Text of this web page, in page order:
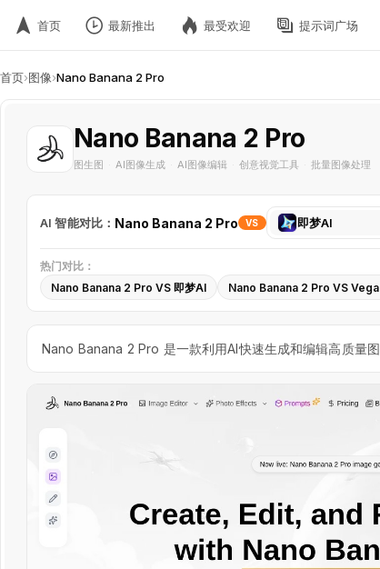
首页 最新推出 最受欢迎 提示词广场
首页›图像›Nano Banana 2 Pro
Nano Banana 2 Pro
图生图 AI图像生成 AI图像编辑 创意视觉工具 批量图像处理
AI 智能对比： Nano Banana 2 Pro VS
选
比
即梦AI
热门对比：
Nano Banana 2 Pro VS 即梦AI
Nano Banana 2 Pro VS
Nano Banana 2 Pro 是一款利用AI快速生成和编辑高质量图